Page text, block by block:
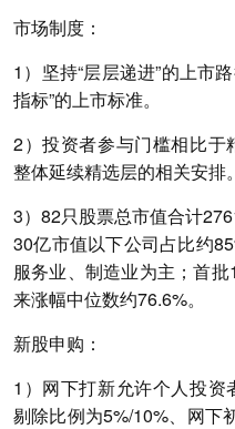
市场制度：
1）坚持“层层递进”的上市
指标”的上市标准。
2）投资者参与门槛相比
整体延续精选层的相关安排。
3）82只股票总市值合计
30亿市值以下公司占比约
服务业、制造业为主；首
来涨幅中位数约76.6%。
新股申购：
1）网下打新允许个人投资
剔除比例为5%/10%、网下